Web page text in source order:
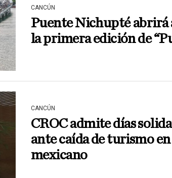
CANCÚN
Puente Nichupté abrirá
la primera edición de
CANCÚN
CROC admite días
ante caída de turismo
mexicano